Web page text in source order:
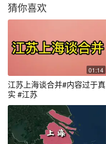
猜你喜欢
01:14
江苏上海谈合并#内容过于真
实 #江苏